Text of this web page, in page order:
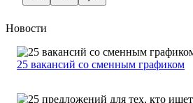
Новости
25 вакансий со сменным графиком